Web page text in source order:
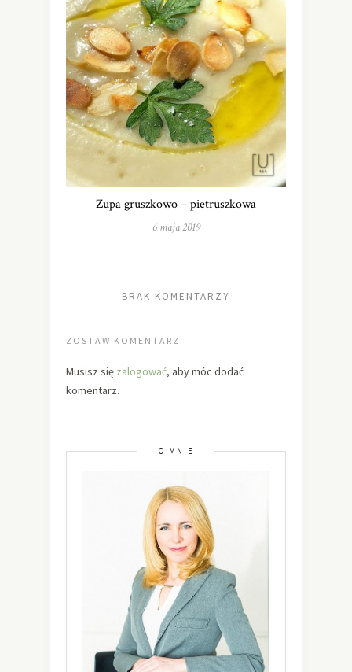
Zupa gruszkowo – pietruszkowa
6 maja 2019
BRAK KOMENTARZY
ZOSTAW KOMENTARZ
Musisz się zalogować, aby móc dodać
komentarz.
O MNIE